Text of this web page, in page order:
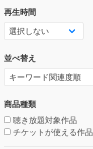
再生時間
並べ替え
商品種類
聴き放題対象作品
チケットが使える作品